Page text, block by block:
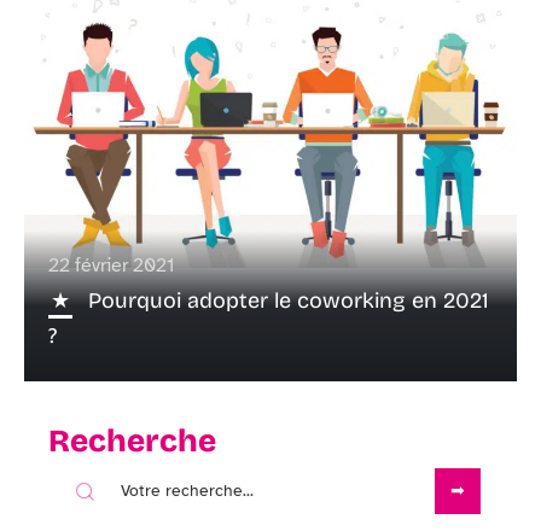
22 février 2021
Pourquoi adopter le coworking en 2021
?
Recherche